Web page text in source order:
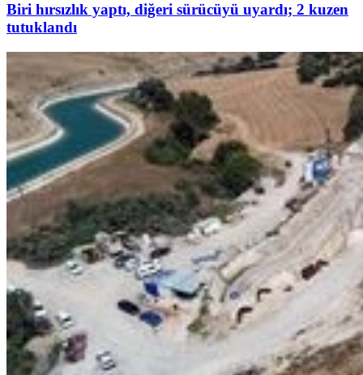
Biri hırsızlık yaptı, diğeri sürücüyü uyardı; 2 kuzen
tutuklandı